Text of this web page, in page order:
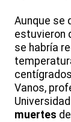
Aunque se
estuvieron
se habría
Vanos,
muertes